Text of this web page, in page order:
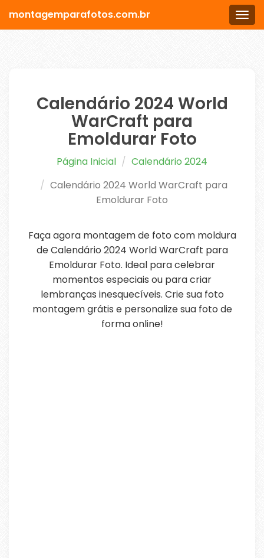
Menu
montagemparafotos.com.br
Calendário 2024 World
WarCraft para
Emoldurar Foto
Página Inicial
Calendário 2024
Calendário 2024 World WarCraft para
Emoldurar Foto
Faça agora montagem de foto com moldura
de Calendário 2024 World WarCraft para
Emoldurar Foto. Ideal para celebrar
momentos especiais ou para criar
lembranças inesquecíveis. Crie sua foto
montagem grátis e personalize sua foto de
forma online!